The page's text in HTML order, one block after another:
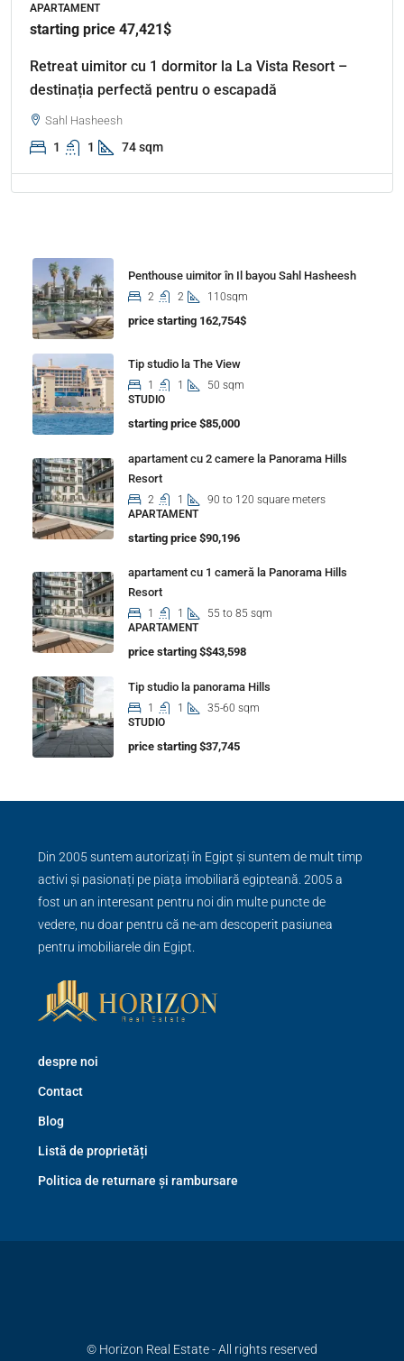
APARTAMENT
starting price 47,421$
Retreat uimitor cu 1 dormitor la La Vista Resort –
destinația perfectă pentru o escapadă
Sahl Hasheesh
1 1 74 sqm
Penthouse uimitor în Il bayou Sahl Hasheesh
2 2 110sqm
price starting 162,754$
Tip studio la The View
1 1
50 sqm
STUDIO
starting price $85,000
apartament cu 2 camere la Panorama Hills
Resort
2 1
90 to 120 square meters
APARTAMENT
starting price $90,196
apartament cu 1 cameră la Panorama Hills
Resort
1 1
55 to 85 sqm
APARTAMENT
price starting $$43,598
Tip studio la panorama Hills
1 1
35-60 sqm
STUDIO
price starting $37,745
Din 2005 suntem autorizați în Egipt și suntem de mult timp
activi și pasionați pe piața imobiliară egipteană. 2005 a
fost un an interesant pentru noi din multe puncte de
vedere, nu doar pentru că ne-am descoperit pasiunea
pentru imobiliarele din Egipt.
despre noi
Contact
Blog
Listă de proprietăți
Politica de returnare și rambursare
© Horizon Real Estate - All rights reserved